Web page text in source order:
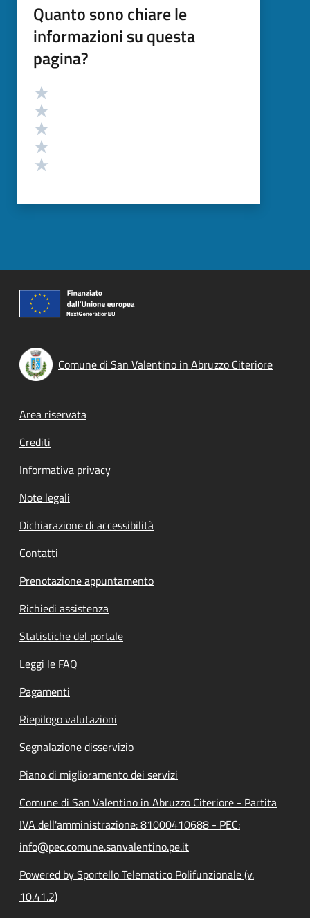
Quanto sono chiare le
informazioni su questa
pagina?
Valutazione
Comune di San Valentino in Abruzzo Citeriore
Footer menu
Area riservata
Crediti
Informativa privacy
Note legali
Dichiarazione di accessibilità
Contatti
Prenotazione appuntamento
Richiedi assistenza
Statistiche del portale
Leggi le FAQ
Pagamenti
Riepilogo valutazioni
Segnalazione disservizio
Piano di miglioramento dei servizi
Comune di San Valentino in Abruzzo Citeriore - Partita
IVA dell'amministrazione: 81000410688 - PEC:
info@pec.comune.sanvalentino.pe.it
Powered by Sportello Telematico Polifunzionale (v.
10.41.2)